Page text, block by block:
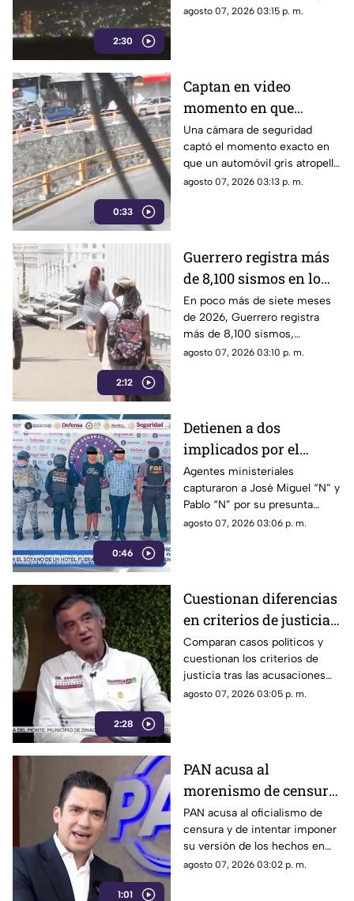
2:30
en el puerto.
agosto 07, 2026 03:15 p. m.
0:33
Captan en video
momento en que
vehículo embiste a una
familia en
Chilpancingo
Una cámara de seguridad
captó el momento exacto en
que un automóvil gris atropelló
a una familia que caminaba
agosto 07, 2026 03:13 p. m.
2:12
Guerrero registra más
de 8,100 sismos en lo
que va de 2026, el año
con mayor sismicidad
de los últimos cinco
años
En poco más de siete meses
de 2026, Guerrero registra
más de 8,100 sismos,
posicionándose como el año
agosto 07, 2026 03:10 p. m.
0:46
Detienen a dos
implicados por el
homicidio de Violeta en
su estética en Acapulco
Agentes ministeriales
capturaron a José Miguel “N” y
Pablo “N” por su presunta
responsabilidad en el
agosto 07, 2026 03:06 p. m.
2:28
Cuestionan diferencias
en criterios de justicia
por casos políticos en
Guerrero y Sinaloa
Comparan casos políticos y
cuestionan los criterios de
justicia tras las acusaciones
contra exfuncionarios de
agosto 07, 2026 03:05 p. m.
1:01
PAN acusa al
morenismo de censura
y de imponer narrativa
en el debate público
PAN acusa al oficialismo de
censura y de intentar imponer
su versión de los hechos en
medio del debate político
agosto 07, 2026 03:02 p. m.